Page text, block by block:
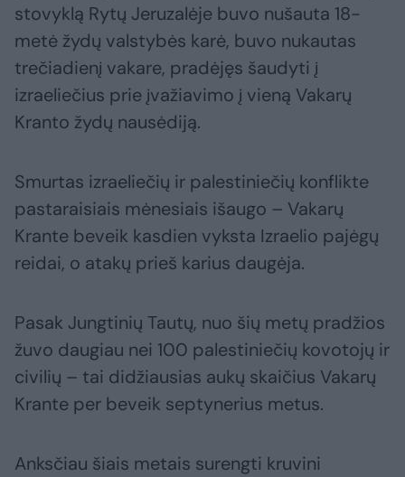
stovyklą Rytų Jeruzalėje buvo nušauta 18-
metė žydų valstybės karė, buvo nukautas
trečiadienį vakare, pradėjęs šaudyti į
izraeliečius prie įvažiavimo į vieną Vakarų
Kranto žydų nausėdiją.
Smurtas izraeliečių ir palestiniečių konflikte
pastaraisiais mėnesiais išaugo – Vakarų
Krante beveik kasdien vyksta Izraelio pajėgų
reidai, o atakų prieš karius daugėja.
Pasak Jungtinių Tautų, nuo šių metų pradžios
žuvo daugiau nei 100 palestiniečių kovotojų ir
civilių – tai didžiausias aukų skaičius Vakarų
Krante per beveik septynerius metus.
Anksčiau šiais metais surengti kruvini